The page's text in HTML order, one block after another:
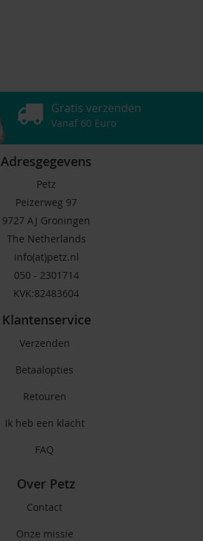
Gratis verzenden
Vanaf 60 Euro
Adresgegevens
Petz
Peizerweg 97
9727 AJ Groningen
The Netherlands
info(at)petz.nl
050 - 2301714
KVK:82483604
Klantenservice
Verzenden
Betaalopties
Retouren
Ik heb een klacht
FAQ
Over Petz
Contact
Onze missie